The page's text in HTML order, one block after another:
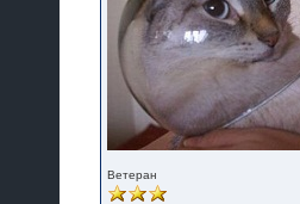
Ветеран